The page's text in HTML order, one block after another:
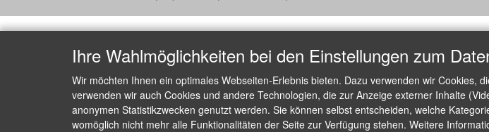
Ihre Wahlmöglichkeiten bei den Einstellungen zum
Wir möchten Ihnen ein optimales Webseiten-Erlebnis bieten. Dazu verwenden wir Cookies,
verwenden wir auch Cookies und andere Technologien, die zur Anzeige externer Inhalte
anonymen Statistikzwecken genutzt werden. Sie können selbst entscheiden, welche
womöglich nicht mehr alle Funktionalitäten der Seite zur Verfügung stehen. Weitere